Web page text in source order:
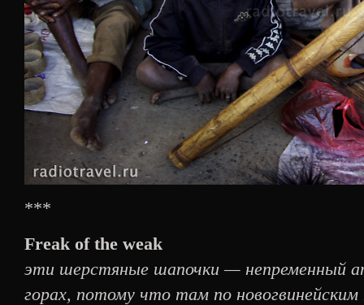
***
Freak of the weak
эти шерстяные шапочки — непременный
горах, потому что там по